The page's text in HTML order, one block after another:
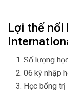
Lợi thế nổi
Số lượng
06 kỳ nhập
Học bổng